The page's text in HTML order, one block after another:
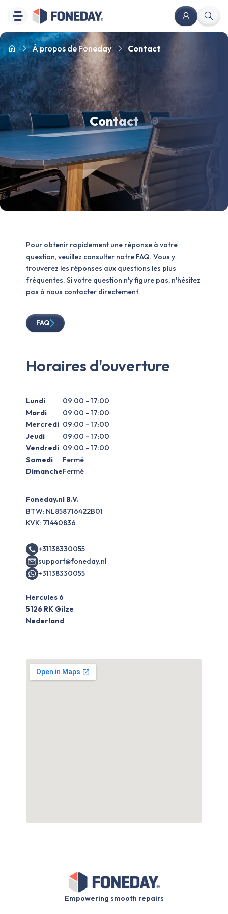
À propos de Foneday Contact
Contact
Pour obtenir rapidement une réponse à votre
question, veuillez consulter notre FAQ. Vous y
trouverez les réponses aux questions les plus
fréquentes. Si votre question n'y figure pas, n'hésitez
pas à nous contacter directement.
FAQ
Horaires d'ouverture
Lundi
Mardi
Mercredi
Jeudi
Vendredi
Samedi
Dimanche
09:00 - 17:00
09:00 - 17:00
09:00 - 17:00
09:00 - 17:00
09:00 - 17:00
Fermé
Fermé
Foneday.nl B.V.
BTW: NL858716422B01
KVK: 71440836
+31138330055
support@foneday.nl
+31138330055
Hercules 6
5126 RK Gilze
Nederland
Empowering smooth repairs